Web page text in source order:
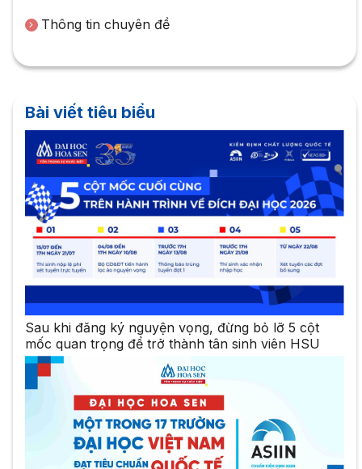
Thông tin chuyên đề
Bài viết tiêu biểu
Sau khi đăng ký nguyện vọng, đừng bỏ lỡ 5 cột
mốc quan trọng để trở thành tân sinh viên HSU